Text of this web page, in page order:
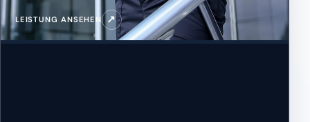
LEISTUNG ANSEHEN ↗